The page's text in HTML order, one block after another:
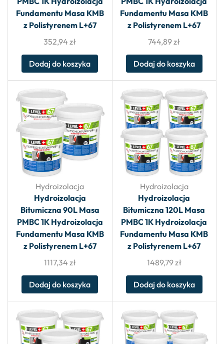
Fundamentu Masa KMB
z Polistyrenem L+67
352,94 zł
Dodaj do koszyka
Fundamentu Masa KMB
z Polistyrenem L+67
744,89 zł
Dodaj do koszyka
Hydroizolacja
Hydroizolacja
Bitumiczna 90L Masa
PMBC 1K Hydroizolacja
Fundamentu Masa KMB
z Polistyrenem L+67
1117,34 zł
Dodaj do koszyka
Hydroizolacja
Hydroizolacja
Bitumiczna 120L Masa
PMBC 1K Hydroizolacja
Fundamentu Masa KMB
z Polistyrenem L+67
1489,79zł
Dodaj do koszyka